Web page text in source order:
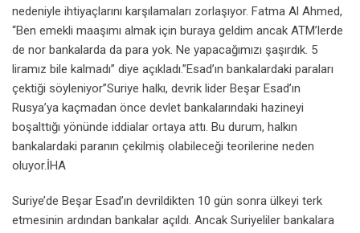
nedeniyle ihtiyaçlarını karşılamaları zorlaşıyor. Fatma Al Ahmed,
“Ben emekli maaşımı almak için buraya geldim ancak ATM’lerde
de nor bankalarda da para yok. Ne yapacağımızı şaşırdık. 5
liramız bile kalmadı” diye açıkladı.”Esad’ın bankalardaki paraları
çektiği söyleniyor”Suriye halkı, devrik lider Beşar Esad’ın
Rusya’ya kaçmadan önce devlet bankalarındaki hazineyi
boşalttığı yönünde iddialar ortaya attı. Bu durum, halkın
bankalardaki paranın çekilmiş olabileceği teorilerine neden
oluyor.İHA
Suriye’de Beşar Esad’ın devrildikten 10 gün sonra ülkeyi terk
etmesinin ardından bankalar açıldı. Ancak Suriyeliler bankalara